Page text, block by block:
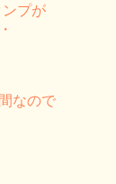
プが
なので